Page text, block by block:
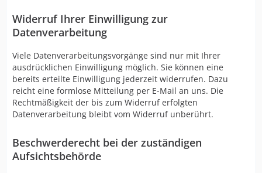
Widerruf Ihrer Einwilligung zur
Datenverarbeitung
Viele Datenverarbeitungsvorgänge sind nur mit Ihrer
ausdrücklichen Einwilligung möglich. Sie können eine
bereits erteilte Einwilligung jederzeit widerrufen. Dazu
reicht eine formlose Mitteilung per E-Mail an uns. Die
Rechtmäßigkeit der bis zum Widerruf erfolgten
Datenverarbeitung bleibt vom Widerruf unberührt.
Beschwerderecht bei der zuständigen
Aufsichtsbehörde